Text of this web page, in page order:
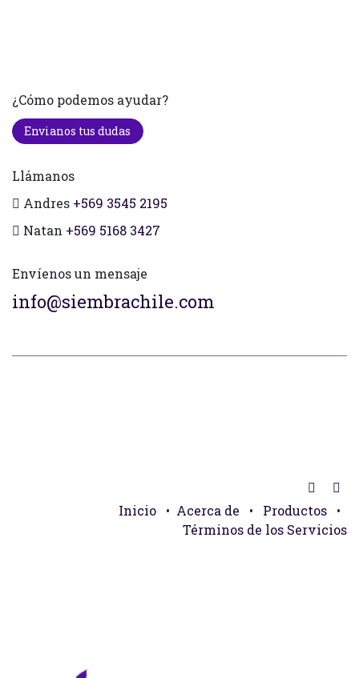
¿Cómo podemos ayudar?
Envianos tus dudas
Llámanos
Andres +569 3545 2195
Natan +569 5168 3427
Envíenos un mensaje
info@siembrachile.com
Inicio • Acerca de • Productos
•
Términos de los Servicios